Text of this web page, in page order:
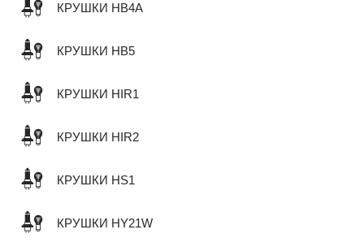
КРУШКИ HB4A
КРУШКИ HB5
КРУШКИ HIR1
КРУШКИ HIR2
КРУШКИ HS1
КРУШКИ HY21W